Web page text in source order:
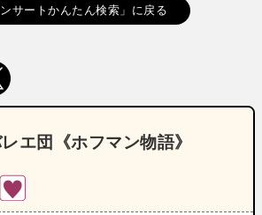
サートかんたん検索」に戻る
エ団《ホフマン物語》